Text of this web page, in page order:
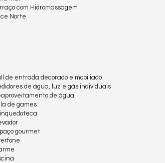
com Hidromassagem
Norte
de entrada decorado e mobiliado
de água, luz e gás individuais
de água
de games
gourmet